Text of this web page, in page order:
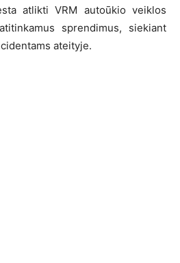
atlikti VRM autoūkio veiklos
sprendimus, siekiant
ateityje.